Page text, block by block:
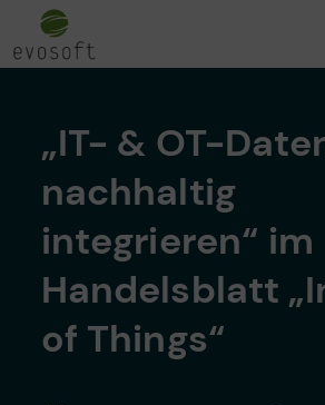
„IT- & OT-
nachhaltig
integrieren“ im
Handelsblatt
of Things“